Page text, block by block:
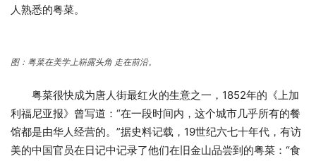
人熟悉的粤菜。
图：粤菜在美学上崭露头角 走在前沿。
粤菜很快成为唐人街最红火的生意之一，1852年的《上加
利福尼亚报》曾写道：“在一段时间内，这个城市几乎所有的餐
馆都是由华人经营的。”据史料记载，19世纪六七十年代，有访
美的中国官员在日记中记录了他们在旧金山品尝到的粤菜：“食